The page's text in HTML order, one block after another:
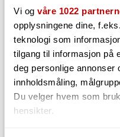
Vi og våre 1022
opplysningene dine,
teknologi som
tilgang til informasjon på
deg personlige annonser
innholdsmåling,
Du velger hvem som
hensikter.
Diamond
Bestillingsvare